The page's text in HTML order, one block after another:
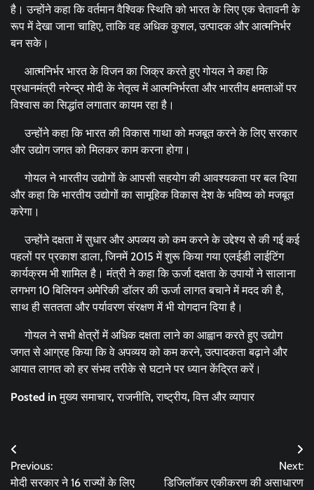
है। उन्होंने कहा कि वर्तमान वैश्विक स्थिति को भारत के लिए एक चेतावनी के
रूप में देखा जाना चाहिए, ताकि वह अधिक कुशल, उत्पादक और आत्मनिर्भर
बन सके।
आत्मनिर्भर भारत के विजन का जिक्र करते हुए गोयल ने कहा कि
प्रधानमंत्री नरेन्‍द्र मोदी के नेतृत्व में आत्मनिर्भरता और भारतीय क्षमताओं पर
विश्वास का सिद्धांत लगातार कायम रहा है।
उन्होंने कहा कि भारत की विकास गाथा को मजबूत करने के लिए सरकार
और उद्योग जगत को मिलकर काम करना होगा।
गोयल ने भारतीय उद्योगों के आपसी सहयोग की आवश्यकता पर बल दिया
और कहा कि भारतीय उद्योगों का सामूहिक विकास देश के भविष्य को मजबूत
करेगा।
उन्होंने दक्षता में सुधार और अपव्यय को कम करने के उद्देश्य से की गई कई
पहलों पर प्रकाश डाला, जिनमें 2015 में शुरू किया गया एलईडी लाईटिंग
कार्यक्रम भी शामिल है। मंत्री ने कहा कि ऊर्जा दक्षता के उपायों ने सालाना
लगभग 10 बिलियन अमेरिकी डॉलर की ऊर्जा लागत बचाने में मदद की है,
साथ ही सततता और पर्यावरण संरक्षण में भी योगदान दिया है।
गोयल ने सभी क्षेत्रों में अधिक दक्षता लाने का आह्वान करते हुए उद्योग
जगत से आग्रह किया कि वे अपव्यय को कम करने, उत्पादकता बढ़ाने और
आयात लागत को हर संभव तरीके से घटाने पर ध्यान केंद्रित करें।
Posted inमुख्य समाचार,राजनीति,राष्ट्रीय,वित्त और व्यापार
Post
navigation
Previous:
मोदी सरकार ने 16 राज्यों के लिए
Next:
डिजिलॉकर एकीकरण की असाधारण